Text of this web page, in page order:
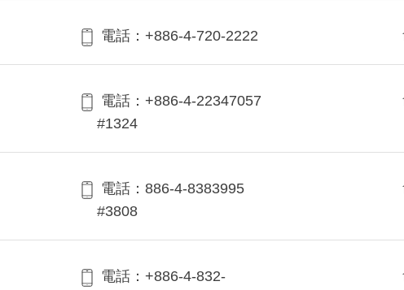
電話：+886-4-720-2222
電話：+886-4-22347057
#1324
電話：886-4-8383995
#3808
電話：+886-4-832-